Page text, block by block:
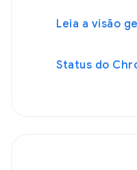
Leia a visão
Status do